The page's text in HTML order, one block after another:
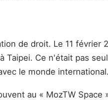
de droit. Le 11 février
Ce n'était pas
le monde international.
au « MozTW Space